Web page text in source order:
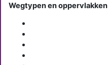
Wegtypen en oppervlakken